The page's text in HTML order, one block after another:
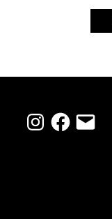
Instagram
Facebook
E-
mail